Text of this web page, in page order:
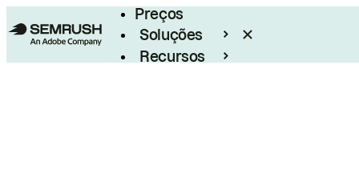
Preços
Soluções
Recursos